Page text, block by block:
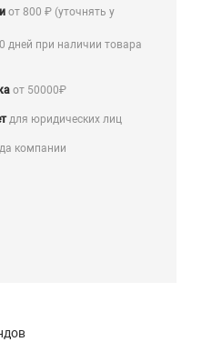
от 800 ₽ (уточнять у
дней при наличии товара
от 50000₽
для юридических лиц
компании